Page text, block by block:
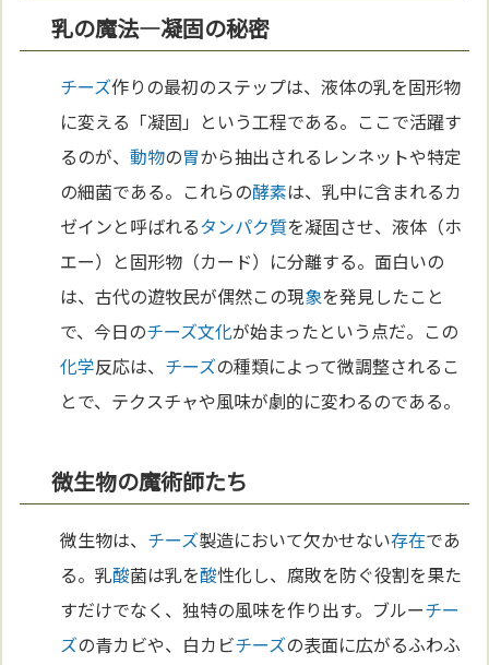
乳の魔法―凝固の秘密
チーズ作りの最初のステップは、液体の乳を固形物
に変える「凝固」という工程である。ここで活躍す
るのが、動物の胃から抽出されるレンネットや特定
の細菌である。これらの酵素は、乳中に含まれるカ
ゼインと呼ばれるタンパク質を凝固させ、液体（ホ
エー）と固形物（カード）に分離する。面白いの
は、古代の遊牧民が偶然この現象を発見したこと
で、今日のチーズ文化が始まったという点だ。この
化学反応は、 チーズの種類によって微調整されるこ
とで、テクスチャや風味が劇的に変わるのである。
微生物の魔術師たち
微生物は、 チーズ製造において欠かせない存在であ
る。乳酸菌は乳を酸性化し、腐敗を防ぐ役割を果た
すだけでなく、独特の風味を作り出す。ブルーチー
ズの青カビや、白カビチーズの表面に広がるふわふ